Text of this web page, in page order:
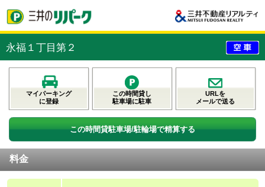
永福１丁目第２
マイパーキング
に登録
この時間貸し
駐車場に駐車
URLを
メールで送る
この時間貸駐車場/駐輪場で精算する
料金